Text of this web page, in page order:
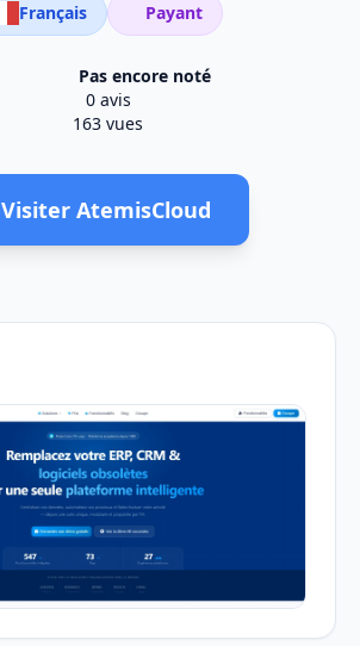
Français Payant
Pas encore noté
0 avis
163 vues
Visiter AtemisCloud